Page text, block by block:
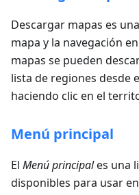
Descargar mapas es
mapa y la navegación
mapas se pueden
lista de regiones desde
haciendo clic en el
Menú principal
El Menú principales una
disponibles para usar